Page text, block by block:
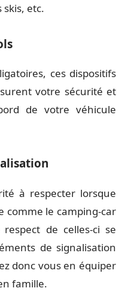
etc.
ces dispositifs
votre sécurité et
de votre véhicule
à respecter lorsque
comme le camping-car
de celles-ci se
de signalisation
donc vous en équiper
famille.